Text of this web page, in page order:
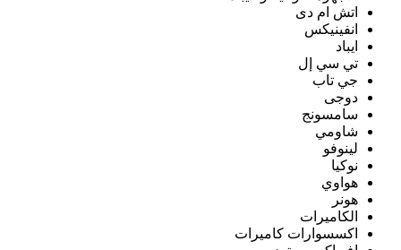
اتش ام دى
انفينيكس
ايباد
تي سي إل
جي تاب
دوجى
سامسونج
شاومي
لينوفو
نوكيا
هواوي
هونر
الكاميرات
اكسسوارات كاميرات